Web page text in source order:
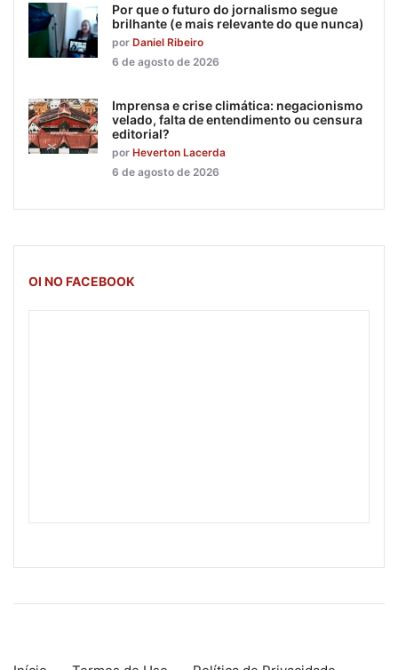
Por que o futuro do jornalismo segue
brilhante (e mais relevante do que nunca)
por Daniel Ribeiro
6 de agosto de 2026
Imprensa e crise climática: negacionismo
velado, falta de entendimento ou censura
editorial?
por Heverton Lacerda
6 de agosto de 2026
OI NO FACEBOOK